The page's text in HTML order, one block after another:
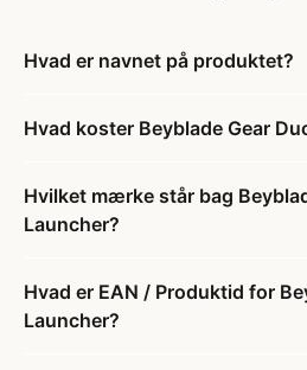
Hvad er navnet på produktet?
Hvad koster Beyblade Gear
Hvilket mærke står bag
Launcher?
Hvad er EAN / Produktid for
Launcher?